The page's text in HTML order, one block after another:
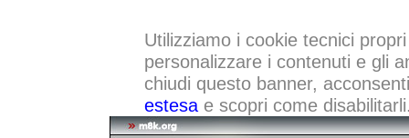
Utilizziamo i cookie tecnici
personalizzare i contenuti e gli
chiudi questo banner,
estesae scopri come